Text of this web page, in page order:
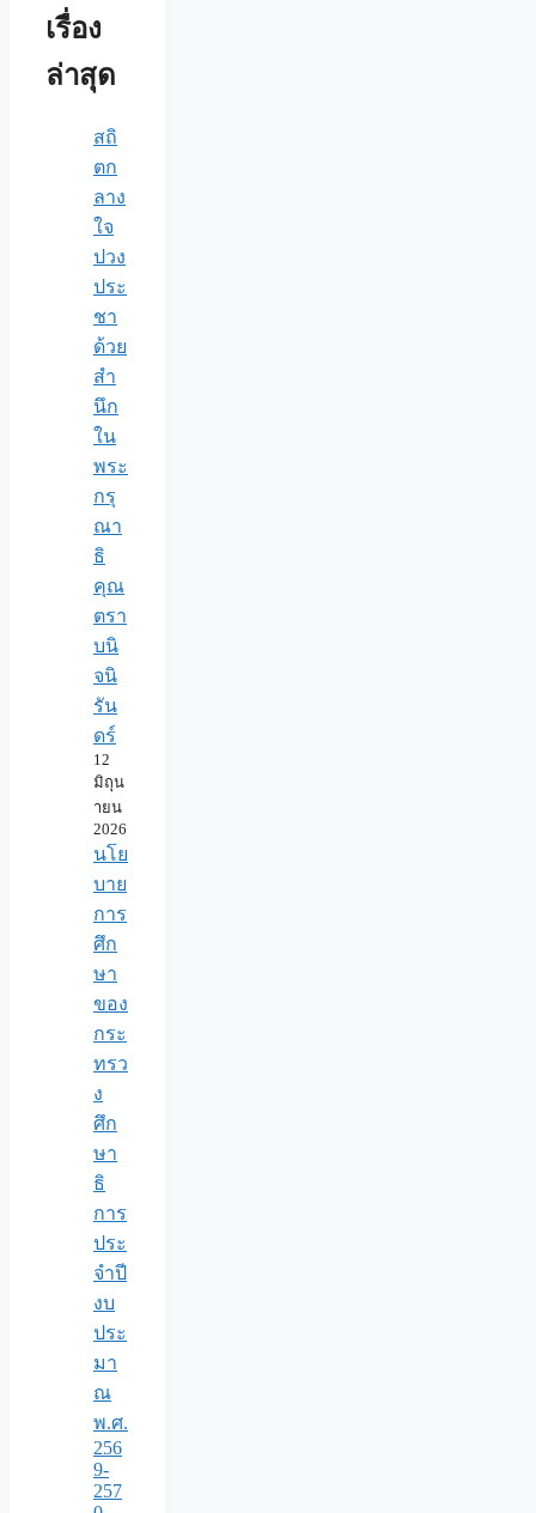
เรื่อง
ล่าสุด
สถิ
ตก
ลาง
ใจ
ปวง
ประ
ชา
ด้วย
สำ
นึก
ใน
พระ
กรุ
ณา
ธิ
คุณ
ตรา
บนิ
จนิ
รัน
ดร์
12
มิถุน
ายน
2026
นโย
บาย
การ
ศึก
ษา
ของ
กระ
ทรว
ง
ศึก
ษา
ธิ
การ
ประ
จำปี
งบ
ประ
มา
ณ
พ.ศ.
256
9-
257